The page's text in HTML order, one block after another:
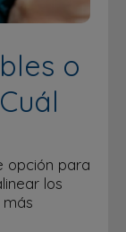
o
opción para
los